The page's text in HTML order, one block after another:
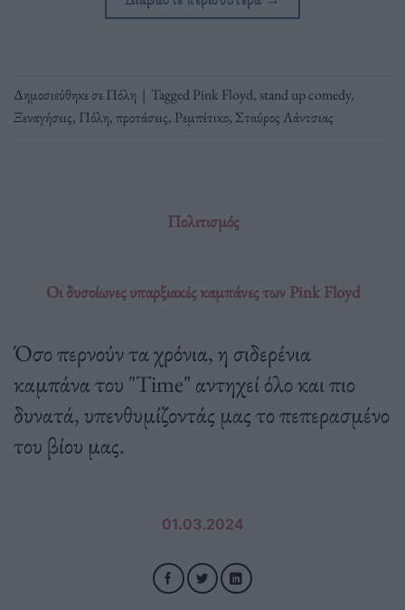
Δημοσιεύθηκε σεΠόλη | TaggedPink Floyd, stand up comedy,
Ξεναγήσεις, Πόλη,προτάσεις, Ρεμπέτικο, Σταύρος Λάντσιας
Πολιτισμός
Οι δυσοίωνες υπαρξιακές καμπάνες των Pink Floyd
Όσο περνούν τα χρόνια, η σιδερένια
καμπάνα του "Time" αντηχεί όλο και πιο
δυνατά, υπενθυμίζοντάς μας το πεπερασμένο
του βίου μας.
01.03.2024